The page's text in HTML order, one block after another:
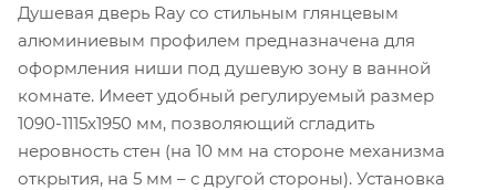
Душевая дверь Ray со стильным глянцевым
алюминиевым профилем предназначена для
оформления ниши под душевую зону в ванной
комнате. Имеет удобный регулируемый размер
1090-1115х1950 мм, позволяющий сгладить
неровность стен (на 10 мм на стороне механизма
открытия, на 5 мм – с другой стороны). Установка